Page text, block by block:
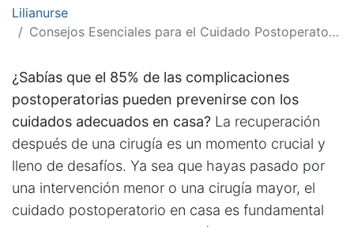
Lilianurse
Consejos Esenciales para el Cuidado Postoperatorio en Casa
¿Sabías que el 85% de las complicaciones
postoperatorias pueden prevenirse con los
cuidados adecuados en casa? La recuperación
después de una cirugía es un momento crucial y
lleno de desafíos. Ya sea que hayas pasado por
una intervención menor o una cirugía mayor, el
cuidado postoperatorio en casa es fundamental